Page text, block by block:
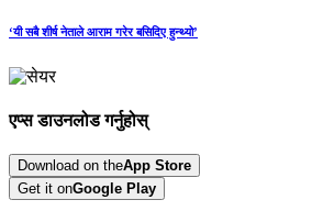
‘यी सबै शीर्ष नेताले आराम गरेर बसिदिए हुन्थ्यो’
एप्स डाउनलोड गर्नुहोस्
Download on theApp Store
Get it onGoogle Play